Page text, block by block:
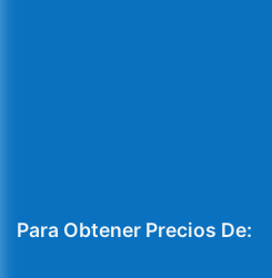
Para Obtener Precios De: